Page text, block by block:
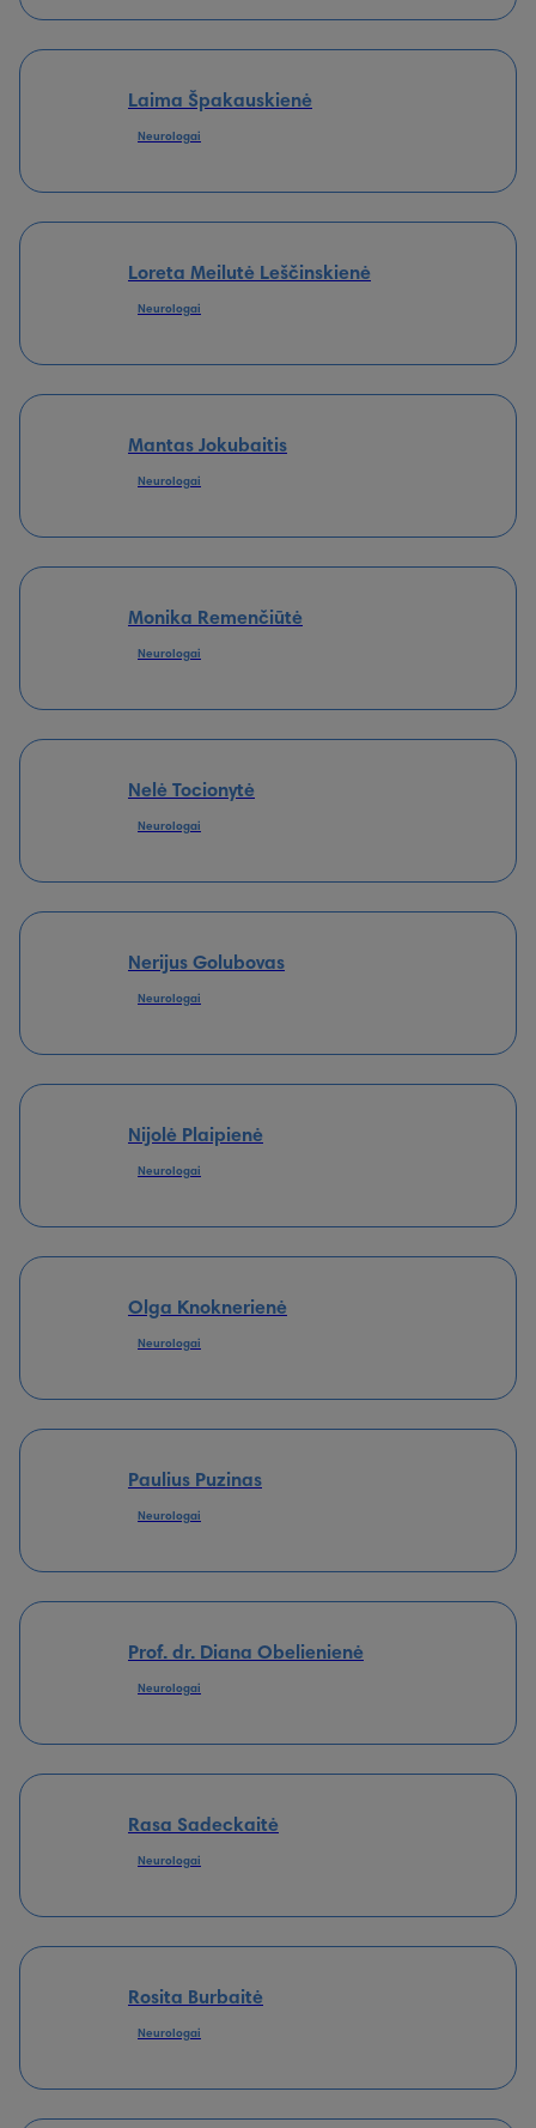
Laima Špakauskienė
Neurologai
Loreta Meilutė Leščinskienė
Neurologai
Mantas Jokubaitis
Neurologai
Monika Remenčiūtė
Neurologai
Nelė Tocionytė
Neurologai
Nerijus Golubovas
Neurologai
Nijolė Plaipienė
Neurologai
Olga Knoknerienė
Neurologai
Paulius Puzinas
Neurologai
Prof. dr. Diana Obelienienė
Neurologai
Rasa Sadeckaitė
Neurologai
Rosita Burbaitė
Neurologai